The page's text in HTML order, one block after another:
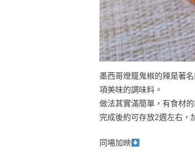
墨西哥燈籠鬼椒的辣是著
項美味的調味料。
做法其實滿簡單，有食材
完成後約可存放2週左右，
同場加映